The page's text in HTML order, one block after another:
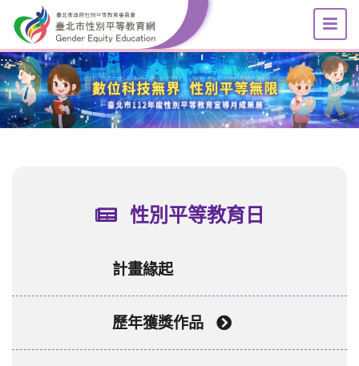
跳到主要內容區塊
:::
選
性別平等教育日
計畫緣起
歷年獲獎作品